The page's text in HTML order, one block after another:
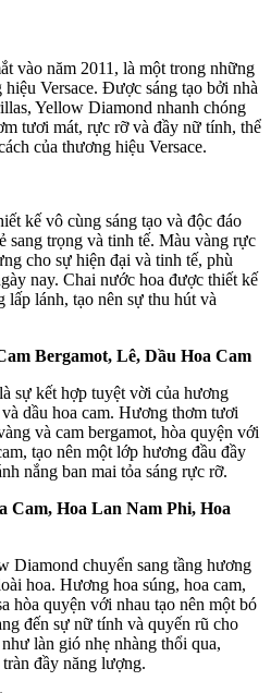
vào năm 2011, là một trong những
Versace. Được sáng tạo bởi nhà
Yellow Diamond nhanh chóng
tươi mát, rực rỡ và đầy nữ tính, thể
của thương hiệu Versace.
kế vô cùng sáng tạo và độc đáo
sang trọng và tinh tế. Màu vàng rực
cho sự hiện đại và tinh tế, phù
nay. Chai nước hoa được thiết kế
lánh, tạo nên sự thu hút và
Bergamot, Lê, Dầu Hoa Cam
sự kết hợp tuyệt vời của hương
dầu hoa cam. Hương thơm tươi
và cam bergamot, hòa quyện với
tạo nên một lớp hương đầu đầy
nắng ban mai tỏa sáng rực rỡ.
Cam, Hoa Lan Nam Phi, Hoa
Diamond chuyển sang tầng hương
hoa. Hương hoa súng, hoa cam,
hòa quyện với nhau tạo nên một bó
đến sự nữ tính và quyến rũ cho
làn gió nhẹ nhàng thổi qua,
đầy năng lượng.